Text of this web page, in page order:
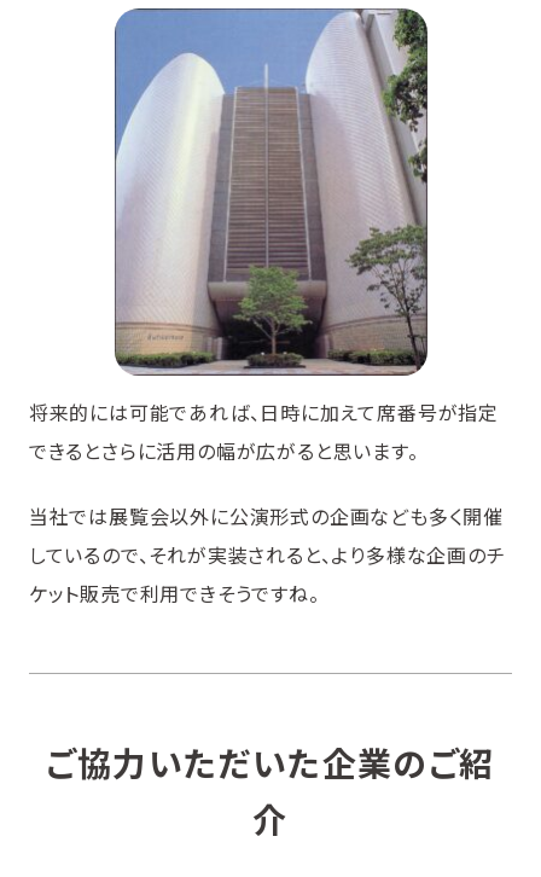
将来的には可能であれば、日時に加えて席番号が指定
できるとさらに活用の幅が広がると思います。
当社では展覧会以外に公演形式の企画なども多く開催
しているので、それが実装されると、より多様な企画のチ
ケット販売で利用できそうですね。
ご協力いただいた企業のご紹
介